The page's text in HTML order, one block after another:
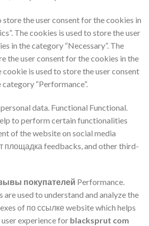
store the user consent for the cookies in
The cookies is used to store the user
in the category “Necessary”. The
the user consent for the cookies in the
is used to store the user consent
“Performance”.
data. Functional Functional.
to perform certain functionalities
of the website on social media
площадка feedbacks, and other third-
покупателей Performance.
used to understand and analyze the
of по ссылке website which helps
experience for blacksprut com